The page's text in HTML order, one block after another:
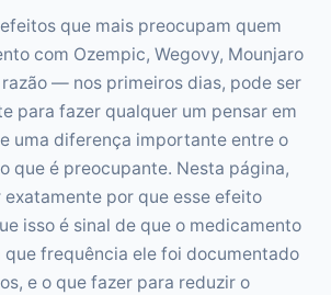
que mais preocupam quem
com Ozempic, Wegovy, Mounjaro
razão — nos primeiros dias, pode ser
para fazer qualquer um pensar em
uma diferença importante entre o
que é preocupante. Nesta página,
por que esse efeito
isso é sinal de que o medicamento
que frequência ele foi documentado
e o que fazer para reduzir o